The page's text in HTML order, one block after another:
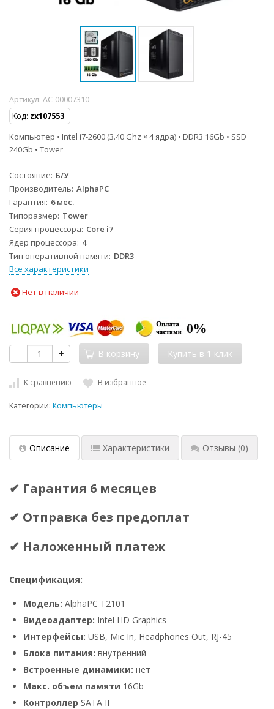
Артикул: AC-00007310
Код: zx107553
Компьютер • Intel i7-2600 (3.40 Ghz × 4 ядра) • DDR3 16Gb • SSD
240Gb • Tower
Состояние Б/У
Производитель AlphaPC
Гарантия 6 мес.
Типоразмер Tower
Серия процессора Core i7
Ядер процессора 4
Тип оперативной памяти DDR3
Все характеристики
Нет в наличии
- + В корзину
К сравнению В избранное
Категории: Компьютеры
Описание Характеристики Отзывы (0)
✔ Гарантия 6 месяцев
✔ Отправка без предоплат
✔ Наложенный платеж
Спецификация:
Модель: AlphaPC Т2101
Видеоадаптер: Intel HD Graphics
Интерфейсы: USB, Mic In, Headphones Out, RJ-45
Блока питания: внутренний
Встроенные динамики: нет
Макс. объем памяти 16Gb
Контроллер SATA II